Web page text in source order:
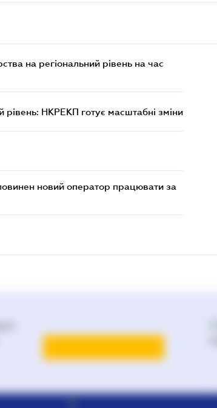
на регіональний рівень на час
рівень: НКРЕКП готує масштабні зміни
новий оператор працювати за